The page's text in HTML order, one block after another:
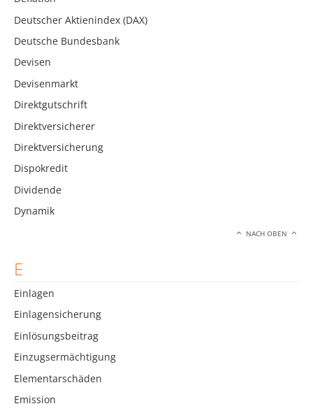
Deutscher Aktienindex (DAX)
Deutsche Bundesbank
Devisen
Devisenmarkt
Direktgutschrift
Direktversicherer
Direktversicherung
Dispokredit
Dividende
Dynamik
NACH OBEN
E
Einlagen
Einlagensicherung
Einlösungsbeitrag
Einzugsermächtigung
Elementarschäden
Emission